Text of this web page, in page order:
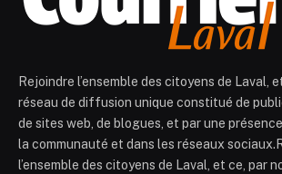
Rejoindre l’ensemble des citoyens de Laval,
réseau de diffusion unique constitué de
de sites web, de blogues, et par une
la communauté et dans les réseaux
l’ensemble des citoyens de Laval, et ce, par